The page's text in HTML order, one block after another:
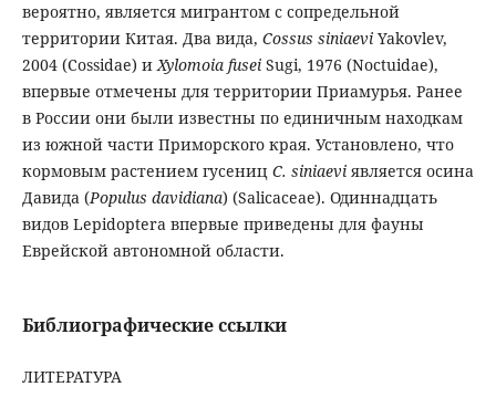
вероятно, является мигрантом с сопредельной
территории Китая. Два вида, Cossus siniaevi Yakovlev,
2004 (Cossidae) иXylomoia fusei Sugi, 1976 (Noctuidae),
впервые отмечены для территории Приамурья. Ранее
в России они были известны по единичным находкам
из южной части Приморского края. Установлено, что
кормовым растением гусениц C. siniaevi является осина
Давида (Populus davidiana) (Salicaceae). Одиннадцать
видов Lepidoptera впервые приведены для фауны
Еврейской автономной области.
Библиографические ссылки
ЛИТЕРАТУРА